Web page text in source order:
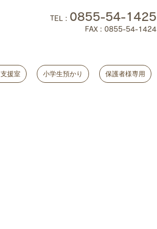
TEL ： 0855-54-1425
FAX：0855-54-1424
援室 小学生預かり 保護者様専用